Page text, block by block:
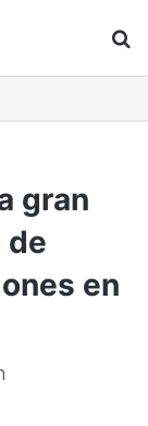
gran
de
en